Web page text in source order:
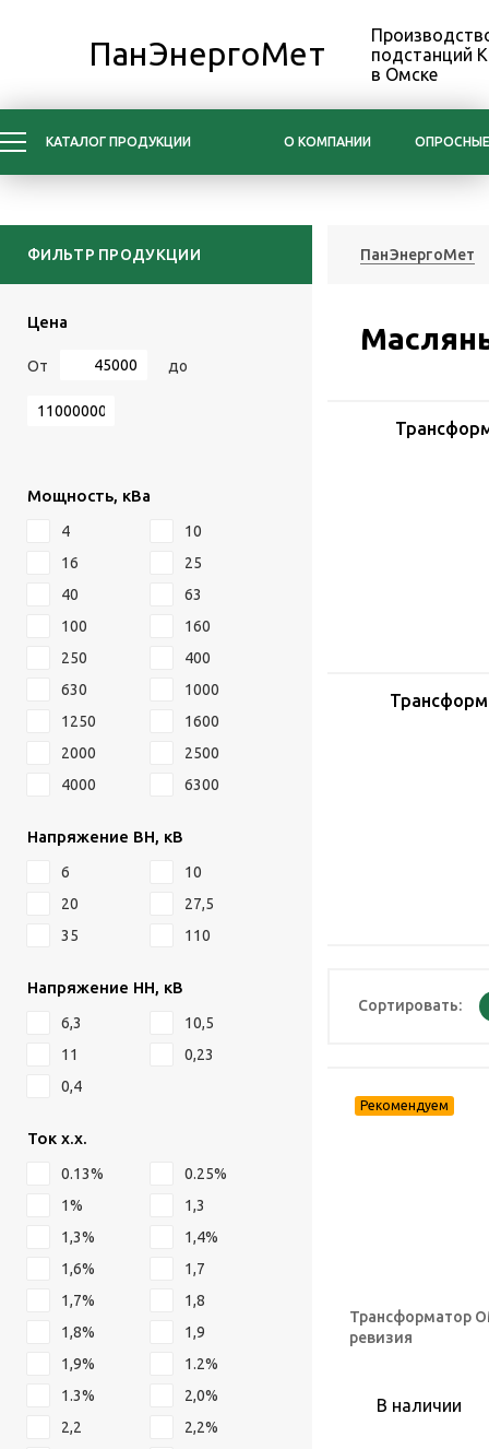
ПанЭнергоМет
подстанций
в Омске
КАТАЛОГ ПРОДУКЦИИ О КОМПАНИИ
ФИЛЬТР ПРОДУКЦИИ
Цена
От до
Мощность, кВа
4
10
16
25
40
63
100
160
250
400
630
1000
1250
1600
2000
2500
4000
6300
Напряжение ВН, кВ
6
10
20
27,5
35
110
Напряжение НН, кВ
6,3
10,5
11
0,23
0,4
Ток х.х.
0.13%
0.25%
1%
1,3
1,3%
1,4%
1,6%
1,7
1,7%
1,8
1,8%
1,9
1,9%
1.2%
1.3%
2,0%
2,2
2,2%
ПанЭнергоМет
Сортировать:
Трансформатор
ревизия
В наличии